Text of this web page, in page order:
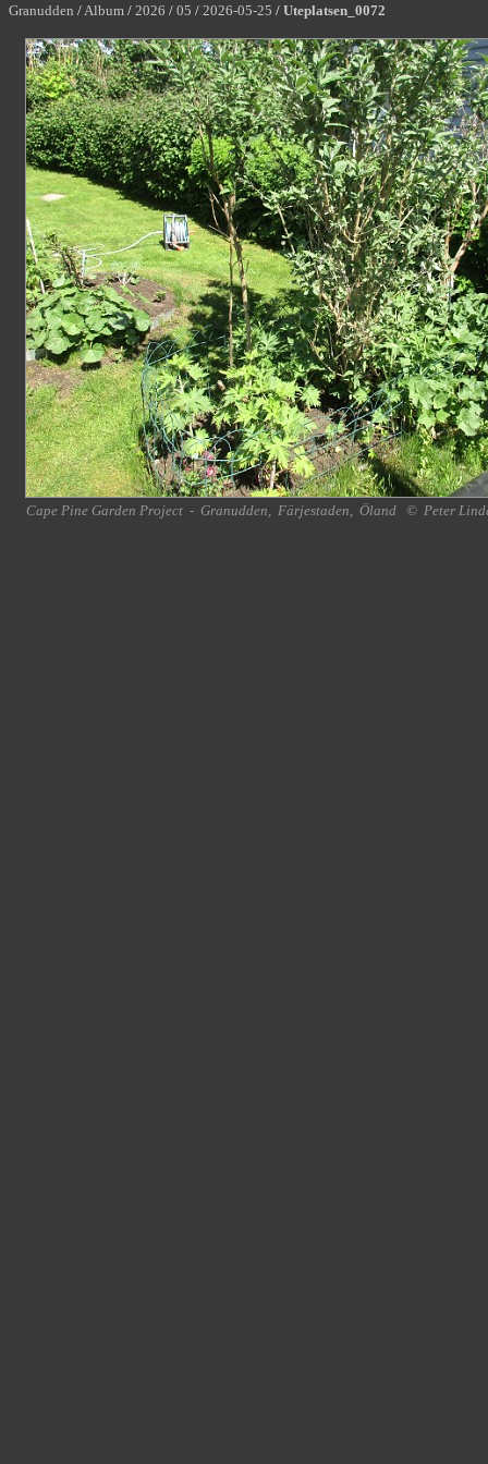
Granudden /Album / 2026 / 05 / 2026-05-25 / Uteplatsen_0072
Cape Pine Garden Project - Granudden, Färjestaden, Öland © Peter